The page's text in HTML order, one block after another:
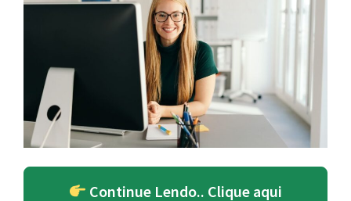
Continue Lendo.. Clique aqui